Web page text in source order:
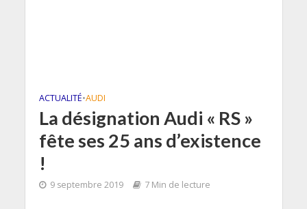
ACTUALITÉ•AUDI
La désignation Audi « RS »
fête ses 25 ans d’existence
!
9 septembre 2019 7 Min de lecture